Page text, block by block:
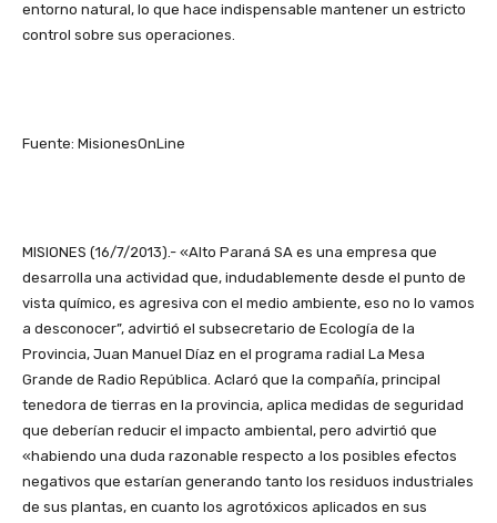
entorno natural, lo que hace indispensable mantener un estricto
control sobre sus operaciones.
Fuente: MisionesOnLine
MISIONES (16/7/2013).- «Alto Paraná SA es una empresa que
desarrolla una actividad que, indudablemente desde el punto de
vista químico, es agresiva con el medio ambiente, eso no lo vamos
a desconocer”, advirtió el subsecretario de Ecología de la
Provincia, Juan Manuel Díaz en el programa radial La Mesa
Grande de Radio República. Aclaró que la compañía, principal
tenedora de tierras en la provincia, aplica medidas de seguridad
que deberían reducir el impacto ambiental, pero advirtió que
«habiendo una duda razonable respecto a los posibles efectos
negativos que estarían generando tanto los residuos industriales
de sus plantas, en cuanto los agrotóxicos aplicados en sus